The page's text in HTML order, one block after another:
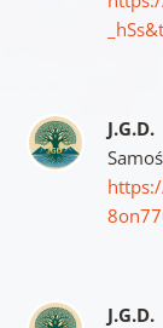
J.G.D.
J.G.D.